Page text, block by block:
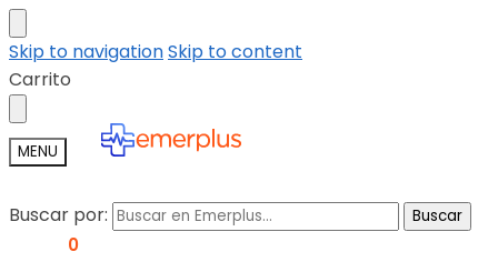
Skip to navigationSkip to content
Carrito
MENU
Buscar por: Buscar
0